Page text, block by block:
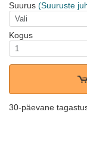
Suurus (Suuruste
Kogus
30-päevane